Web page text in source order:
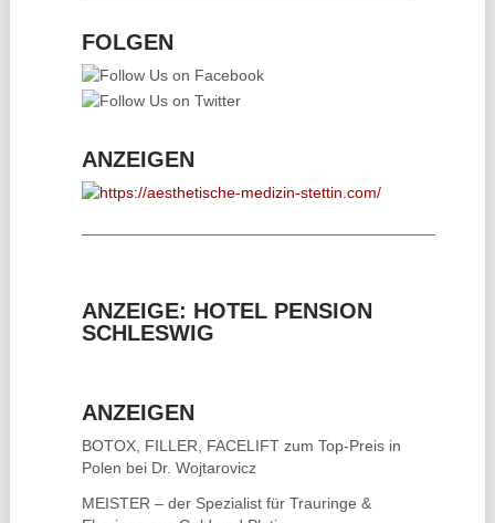
FOLGEN
ANZEIGEN
ANZEIGE: HOTEL PENSION
SCHLESWIG
ANZEIGEN
BOTOX, FILLER, FACELIFTzum Top-Preis in
Polen bei Dr. Wojtarovicz
MEISTER – der Spezialist für Trauringe &